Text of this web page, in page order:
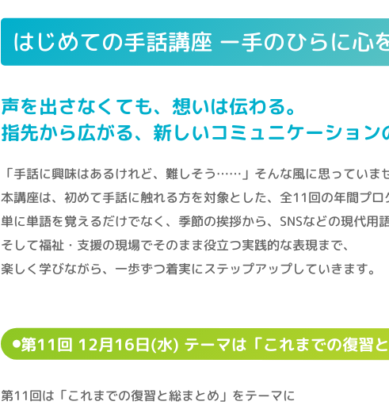
はじめての手話講座 ー手のひらに心
声を出さなくても、想いは伝わる。
指先から広がる、新しいコミュニケーション
「手話に興味はあるけれど、難しそう……」そんな風に思っていま
本講座は、初めて手話に触れる方を対象とした、全11回の年間プロ
単に単語を覚えるだけでなく、季節の挨拶から、SNSなどの現代用語
そして福祉・支援の現場でそのまま役立つ実践的な表現まで、
楽しく学びながら、一歩ずつ着実にステップアップしていきます。
第11回 12月16日(水) テーマは「これまでの復習と
第11回は「これまでの復習と総まとめ」をテーマに